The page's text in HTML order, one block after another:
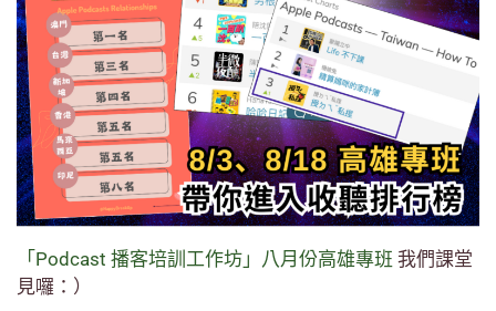
「Podcast 播客培訓工作坊」八月份高雄專班 我們課堂
見囉：）